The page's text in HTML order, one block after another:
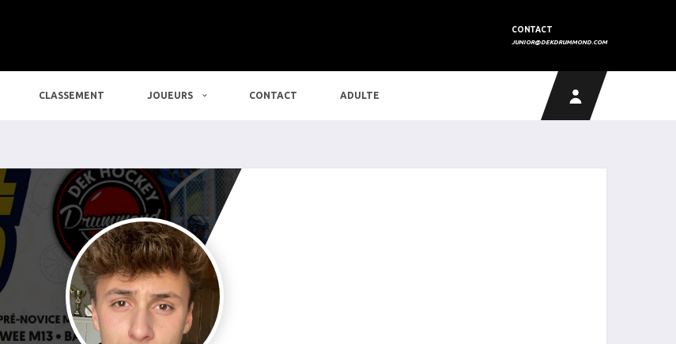
CONTACT
JUNIOR@DEKDRUMMOND.COM
CLASSEMENT JOUEURS CONTACT ADULTE